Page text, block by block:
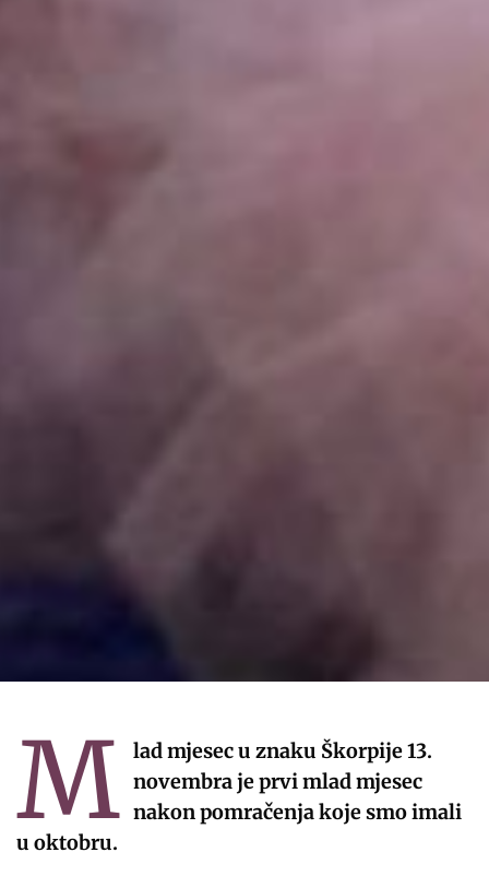
M lad mjesec u znaku Škorpije 13.
novembra je prvi mlad mjesec
nakon pomračenja koje smo imali
u oktobru.